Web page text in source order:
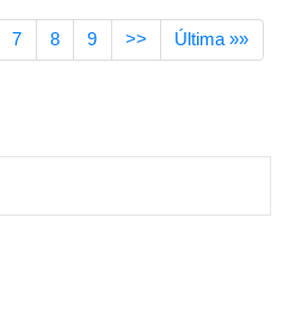
7 8 9 >> Última »»